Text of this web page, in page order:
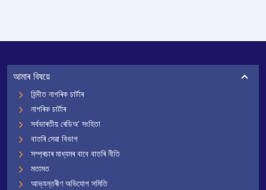
আমাৰ বিষয়ে
হিন্দীত নাগৰিক চাৰ্টাৰ
নাগৰিক চাৰ্টাৰ
সৰ্বভাৰতীয় ৰেডিঅ’ সংহিতা
বাতৰি সেৱা বিভাগ
সম্প্ৰচাৰ মাধ্যমৰ বাবে বাতৰি নীতি
মতামত
আভ্যন্তৰীণ অভিযোগ সমিতি